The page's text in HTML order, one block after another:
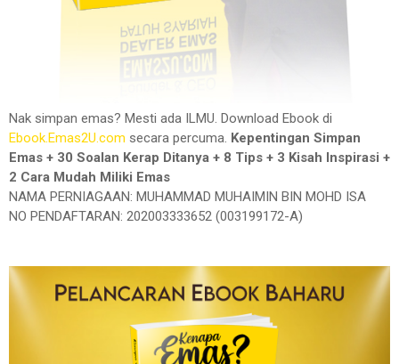
Nak simpan emas? Mesti ada ILMU. Download Ebook di
Ebook.Emas2U.com secara percuma. Kepentingan Simpan
Emas + 30 Soalan Kerap Ditanya + 8 Tips + 3 Kisah Inspirasi +
2 Cara Mudah Miliki Emas
NAMA PERNIAGAAN: MUHAMMAD MUHAIMIN BIN MOHD ISA
NO PENDAFTARAN: 202003333652 (003199172-A)